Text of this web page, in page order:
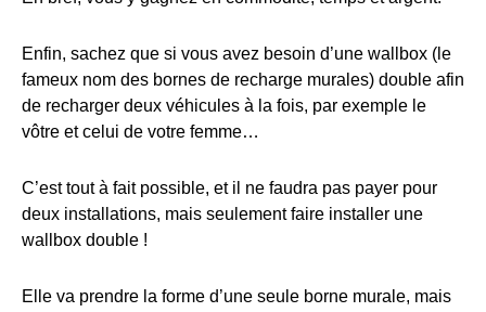
Enfin, sachez que si vous avez besoin d’une wallbox (le
fameux nom des bornes de recharge murales) double afin
de recharger deux véhicules à la fois, par exemple le
vôtre et celui de votre femme…
C’est tout à fait possible, et il ne faudra pas payer pour
deux installations, mais seulement faire installer une
wallbox double !
Elle va prendre la forme d’une seule borne murale, mais